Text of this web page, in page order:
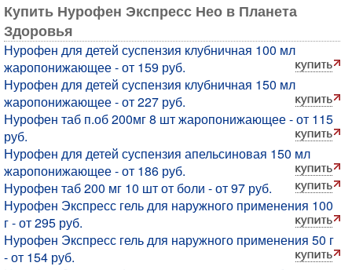
Купить Нурофен Экспресс Нео в Планета
Здоровья
Нурофен для детей суспензия клубничная 100 мл
жаропонижающее - от 159 руб.
Нурофен для детей суспензия клубничная 150 мл
жаропонижающее - от 227 руб.
Нурофен таб п.об 200мг 8 шт жаропонижающее - от 115
руб.
Нурофен для детей суспензия апельсиновая 150 мл
жаропонижающее - от 186 руб.
Нурофен таб 200 мг 10 шт от боли - от 97 руб.
Нурофен Экспресс гель для наружного применения 100
г - от 295 руб.
Нурофен Экспресс гель для наружного применения 50 г
- от 154 руб.